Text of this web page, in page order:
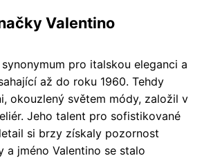
Valentino
pro italskou eleganci a
až do roku 1960. Tehdy
okouzlený světem módy, založil v
Jeho talent pro sofistikované
si brzy získaly pozornost
a jméno Valentino se stalo